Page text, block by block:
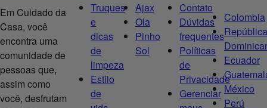
Em Cuidado da
Casa, você
encontra uma
comunidade de
pessoas que,
assim como
você, desfrutam
Truques
e
dicas
de
limpeza
Estilo
de
Ajax
Ola
Pinho
Sol
Contato
Dúvidas
frequentes
Políticas
de
Privacidade
Gerenciar
Colombia
República
Ecuador
México
Perú